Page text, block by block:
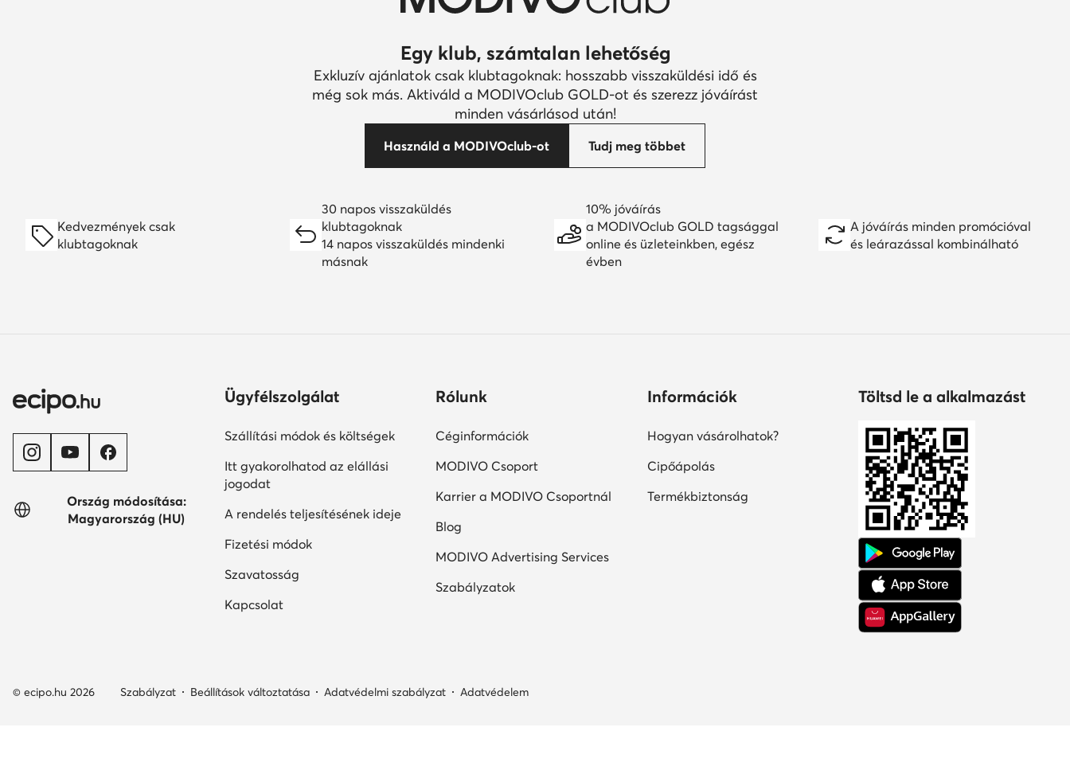
Egy klub, számtalan lehetőség
Exkluzív ajánlatok csak klubtagoknak: hosszabb visszaküldési idő és
még sok más. Aktiváld a MODIVOclub GOLD-ot és szerezz jóváírást
minden vásárlásod után!
Használd a MODIVOclub-ot Tudj meg többet
Kedvezmények csak
klubtagoknak
30 napos visszaküldés
klubtagoknak
14 napos visszaküldés mindenki
másnak
10% jóváírás
a MODIVOclub GOLD tagsággal
online és üzleteinkben, egész
évben
A jóváírás minden promócióval
és leárazással kombinálható
Ország módosítása:
Magyarország (HU)
Ügyfélszolgálat
Szállítási módok és költségek
Itt gyakorolhatod az elállási
jogodat
A rendelés teljesítésének ideje
Fizetési módok
Szavatosság
Kapcsolat
Rólunk
Céginformációk
MODIVO Csoport
Karrier a MODIVO Csoportnál
Blog
MODIVO Advertising Services
Szabályzatok
Információk
Hogyan vásárolhatok?
Cipőápolás
Termékbiztonság
Töltsd le a alkalmazást
© ecipo.hu 2026 Szabályzat Beállítások változtatása Adatvédelmi szabályzat Adatvédelem